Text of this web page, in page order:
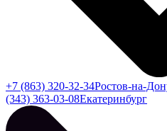
+7 (863) 320-32-34Ростов-на-
(343) 363-03-08Екатеринбург